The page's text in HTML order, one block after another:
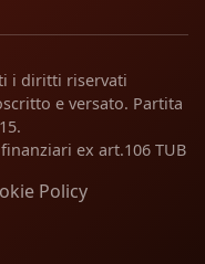
i diritti riservati
e versato. Partita
ex art.106 TUB
Policy